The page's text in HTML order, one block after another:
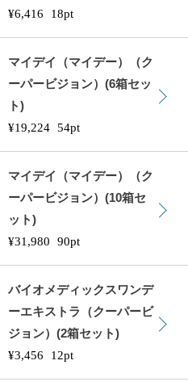
¥6,416
18pt
マイデイ（マイデー）（ク
ーパービジョン）(6箱セッ
ト)
¥19,224 54pt
マイデイ（マイデー）（ク
ーパービジョン）(10箱セ
ット)
¥31,980 90pt
バイオメディックスワンデ
ーエキストラ（クーパービ
ジョン）(2箱セット)
¥3,456
12pt